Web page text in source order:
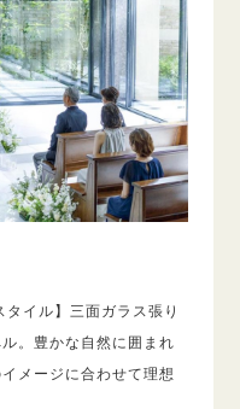
タイル】三面ガラス張り
。豊かな自然に囲まれ
メージに合わせて理想